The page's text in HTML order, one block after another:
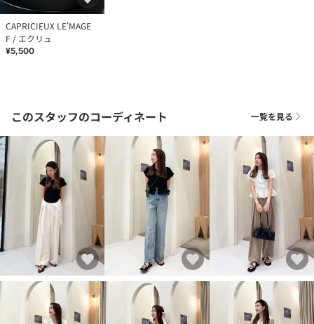
CAPRICIEUX LE'MAGE
F / エクリュ
¥5,500
このスタッフのコーディネート 一覧を見る